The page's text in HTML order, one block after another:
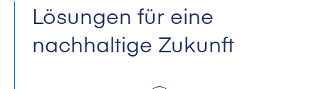
Lösungen für eine
nachhaltige Zukunft